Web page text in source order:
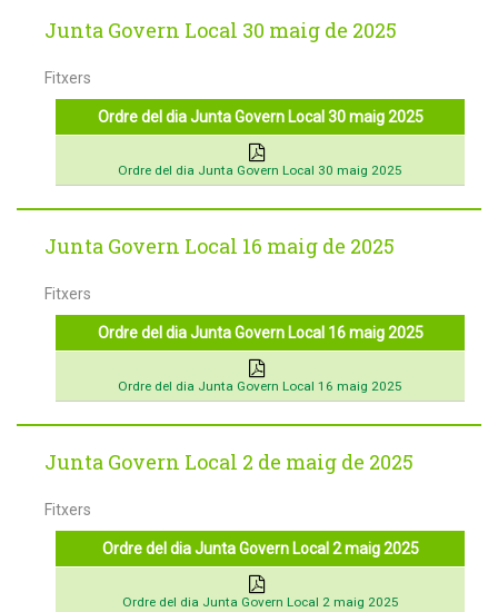
Junta Govern Local 30 maig de 2025
Fitxers
Ordre del dia Junta Govern Local 30 maig 2025
Ordre del dia Junta Govern Local 30 maig 2025
Junta Govern Local 16 maig de 2025
Fitxers
Ordre del dia Junta Govern Local 16 maig 2025
Ordre del dia Junta Govern Local 16 maig 2025
Junta Govern Local 2 de maig de 2025
Fitxers
Ordre del dia Junta Govern Local 2 maig 2025
Ordre del dia Junta Govern Local 2 maig 2025